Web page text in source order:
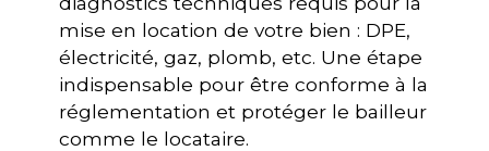
mise en location de votre bien : DPE,
électricité, gaz, plomb, etc. Une étape
indispensable pour être conforme à la
réglementation et protéger le bailleur
comme le locataire.